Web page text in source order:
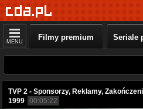
MENU Filmy premium Seriale
TVP 2 - Sponsorzy, Reklamy,
1999 00:05:22